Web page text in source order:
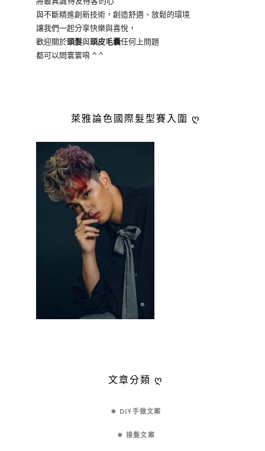
與不斷精進創新技術，創造舒適、放鬆的環境
讓我們一起分享快樂與喜悅，
歡迎關於頭髮與頭皮毛囊任何上問題
都可以問寰寰唷 ^ ^
萊雅論色國際髮型賽入圍 ღ
文章分類 ღ
✵ DIY手做文案
✵ 接髮文案